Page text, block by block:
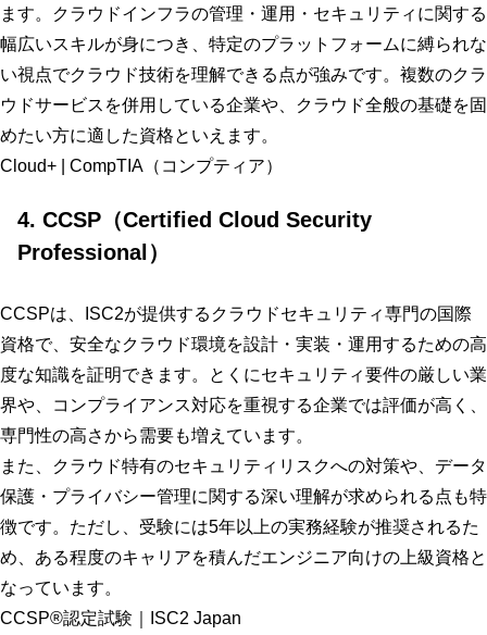
ます。クラウドインフラの管理・運用・セキュリティに関する
幅広いスキルが身につき、特定のプラットフォームに縛られな
い視点でクラウド技術を理解できる点が強みです。複数のクラ
ウドサービスを併用している企業や、クラウド全般の基礎を固
めたい方に適した資格といえます。
Cloud+ | CompTIA（コンプティア）
4. CCSP（Certified Cloud Security
Professional）
CCSPは、ISC2が提供するクラウドセキュリティ専門の国際
資格で、安全なクラウド環境を設計・実装・運用するための高
度な知識を証明できます。とくにセキュリティ要件の厳しい業
界や、コンプライアンス対応を重視する企業では評価が高く、
専門性の高さから需要も増えています。
また、クラウド特有のセキュリティリスクへの対策や、データ
保護・プライバシー管理に関する深い理解が求められる点も特
徴です。ただし、受験には5年以上の実務経験が推奨されるた
め、ある程度のキャリアを積んだエンジニア向けの上級資格と
なっています。
CCSP®認定試験｜ISC2 Japan